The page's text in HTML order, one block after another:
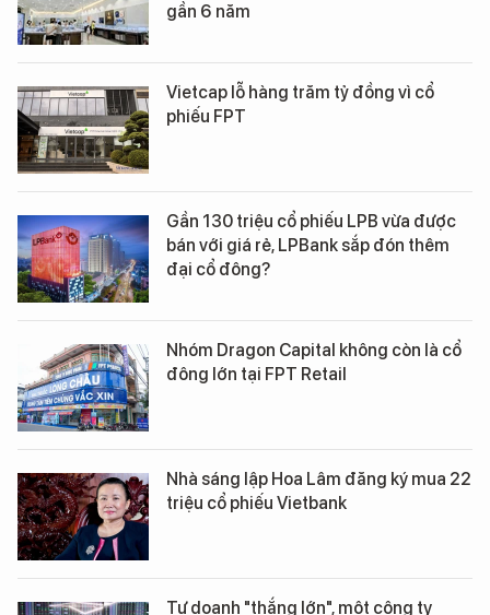
gần 6 năm
Vietcap lỗ hàng trăm tỷ đồng vì cổ
phiếu FPT
Gần 130 triệu cổ phiếu LPB vừa được
bán với giá rẻ, LPBank sắp đón thêm
đại cổ đông?
Nhóm Dragon Capital không còn là cổ
đông lớn tại FPT Retail
Nhà sáng lập Hoa Lâm đăng ký mua 22
triệu cổ phiếu Vietbank
Tự doanh "thắng lớn", một công ty